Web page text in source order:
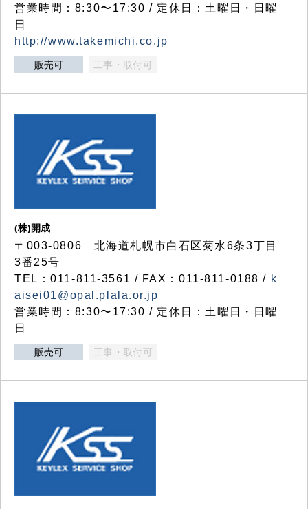
営業時間：8:30〜17:30 / 定休日：土曜日・日曜
日
http://www.takemichi.co.jp
販売可 工事・取付可
(株)開成
〒003-0806 北海道札幌市白石区菊水6条3丁目
3番25号
TEL：011-811-3561 / FAX：011-811-0188 / k
aisei01@opal.plala.or.jp
営業時間：8:30〜17:30 / 定休日：土曜日・日曜
日
販売可 工事・取付可